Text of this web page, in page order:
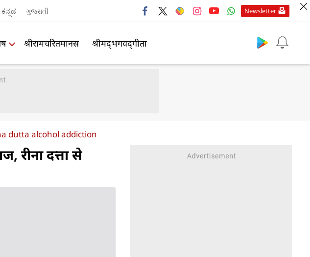
ಕನ್ನಡ ગુજરાતી Newsletter
श्रीरामचरितमानस श्रीमद्‍भगवद्‍गीता
dutta alcohol addiction
रीना दत्ता से